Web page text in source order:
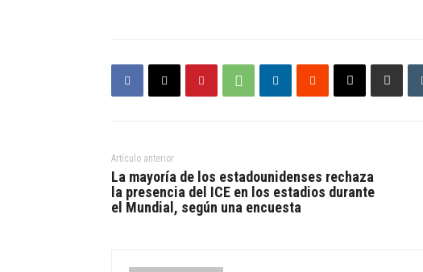
Artículo anterior
La mayoría de los estadounidenses rechaza
la presencia del ICE en los estadios durante
el Mundial, según una encuesta